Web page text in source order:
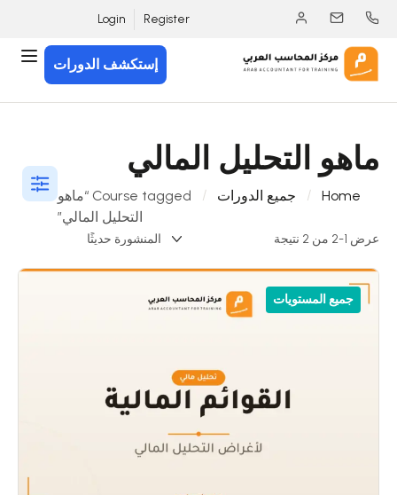
Register
Login
إستكشف الدورات
ماهو التحليل المالي
Home جميع الدورات
Course tagged “ماهو
التحليل المالي”
عرض 1-2 من 2 نتيجة
جميع المستويات